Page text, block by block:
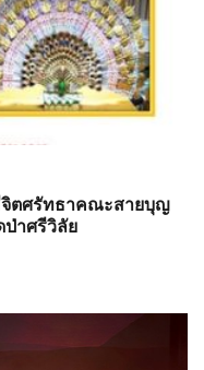
ตศรัทธาคณะสายบุญ
าศรีวิลัย